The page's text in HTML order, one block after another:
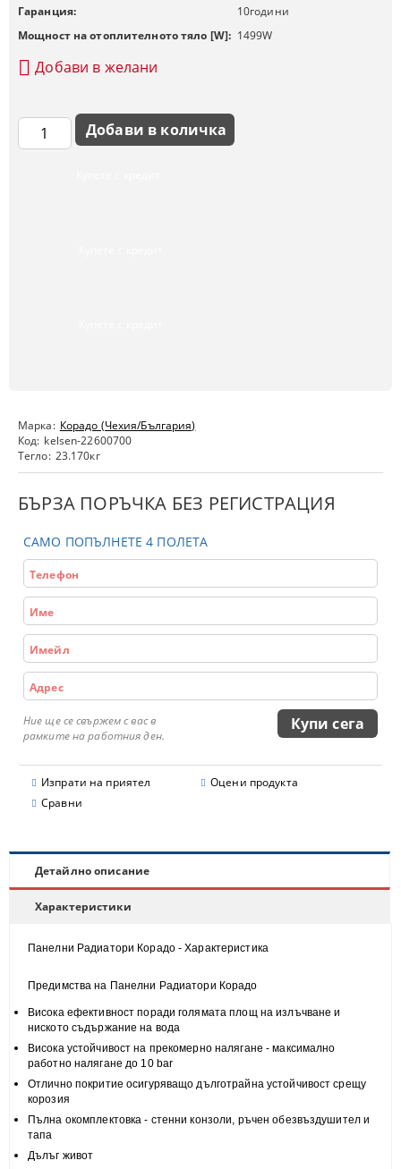
Марка: Корадо (Чехия/България)
Код: kelsen-22600700
Тегло: 23.170кг
БЪРЗА ПОРЪЧКА БЕЗ РЕГИСТРАЦИЯ
САМО ПОПЪЛНЕТЕ 4 ПОЛЕТА
Ние ще се свържем с вас в
рамките на работния ден.
Изпрати на приятел
Оцени продукта
Сравни
Гаранция:
10години
Мощност на отоплителното тяло [W]: 1499W
Добави в желани
Детайлно описание
Характеристики
Панелни Радиатори Корадо - Характеристика
Предимства на Панелни Радиатори Корадо
Висока ефективност поради голямата площ на излъчване и
ниското съдържание на вода
Висока устойчивост на прекомерно налягане - максимално
работно налягане до 10 bar
Отлично покритие осигуряващо дълготрайна устойчивост срещу
корозия
Пълна окомплектовка - стенни конзоли, ръчен обезвъздушител и
тапа
Дълъг живот